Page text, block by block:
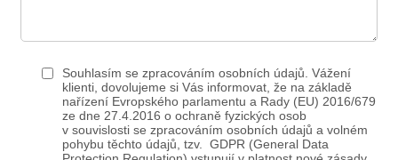
Souhlasím se zpracováním osobních údajů. Vážení
klienti, dovolujeme si Vás informovat, že na základě
nařízení Evropského parlamentu a Rady (EU) 2016/679
ze dne 27.4.2016 o ochraně fyzických osob
v souvislosti se zpracováním osobních údajů a volném
pohybu těchto údajů, tzv. GDPR (General Data